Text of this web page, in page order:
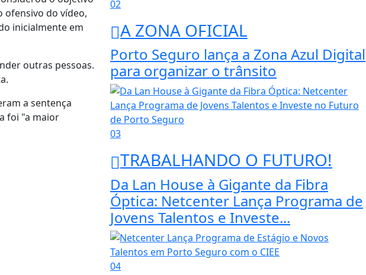
ofensivo do vídeo,
inicialmente em
outras pessoas.
a sentença
foi "a maior
02
A ZONA OFICIAL
Porto Seguro lança a Zona Azul Digital
para organizar o trânsito
03
TRABALHANDO O FUTURO!
Da Lan House à Gigante da Fibra
Óptica: Netcenter Lança Programa de
Jovens Talentos e Investe...
04